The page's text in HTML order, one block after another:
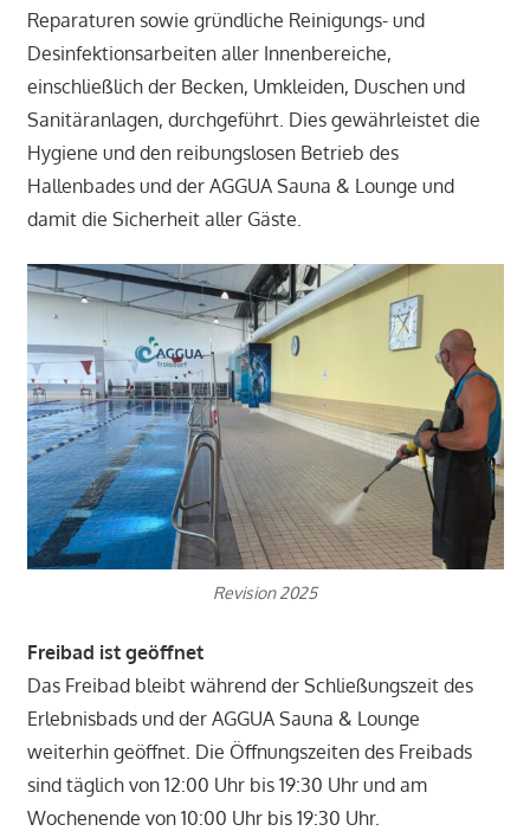
Reparaturen sowie gründliche Reinigungs- und
Desinfektionsarbeiten aller Innenbereiche,
einschließlich der Becken, Umkleiden, Duschen und
Sanitäranlagen, durchgeführt. Dies gewährleistet die
Hygiene und den reibungslosen Betrieb des
Hallenbades und der AGGUA Sauna & Lounge und
damit die Sicherheit aller Gäste.
Revision 2025
Freibad ist geöffnet
Das Freibad bleibt während der Schließungszeit des
Erlebnisbads und der AGGUA Sauna & Lounge
weiterhin geöffnet. Die Öffnungszeiten des Freibads
sind täglich von 12:00 Uhr bis 19:30 Uhr und am
Wochenende von 10:00 Uhr bis 19:30 Uhr.